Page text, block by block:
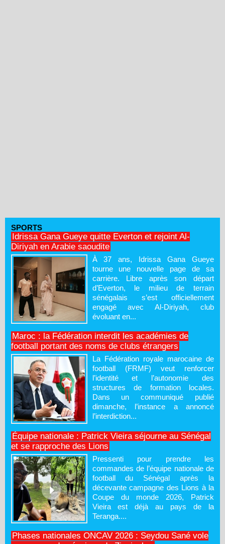
SPORTS
Idrissa Gana Gueye quitte Everton et rejoint Al-
Diriyah en Arabie saoudite
À 37 ans, Idrissa Gana Gueye
tourne une nouvelle page de sa
carrière. Libre après son départ
d’Everton, le milieu de terrain
sénégalais s’est officiellement
engagé avec Al-Diriyah, club
évoluant en...
Maroc : la Fédération interdit les académies de
football portant des noms de clubs étrangers
La Fédération royale marocaine de
football (FRMF) veut renforcer
l’identité et l’autonomie des
structures de formation locales.
Dans un communiqué publié
dimanche, l’instance a annoncé
l’interdiction...
Équipe nationale : Patrick Vieira séjourne au Sénégal
et se rapproche des Lions
Pressenti pour prendre les
commandes de l’équipe nationale de
football du Sénégal après la
décevante campagne des Lions à la
Coupe du monde 2026, Patrick
Vieira est déjà au pays de la
Teranga....
Phases nationales ONCAV 2026 : Seydou Sané vole